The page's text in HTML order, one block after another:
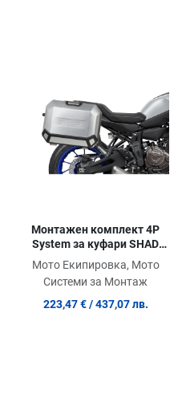
Quick View
Монтажен комплект 4P
System за куфари SHAD
Y0MT714P
Мото Екипировка, Мото
Системи за Монтаж
223,47 € / 437,07 лв.